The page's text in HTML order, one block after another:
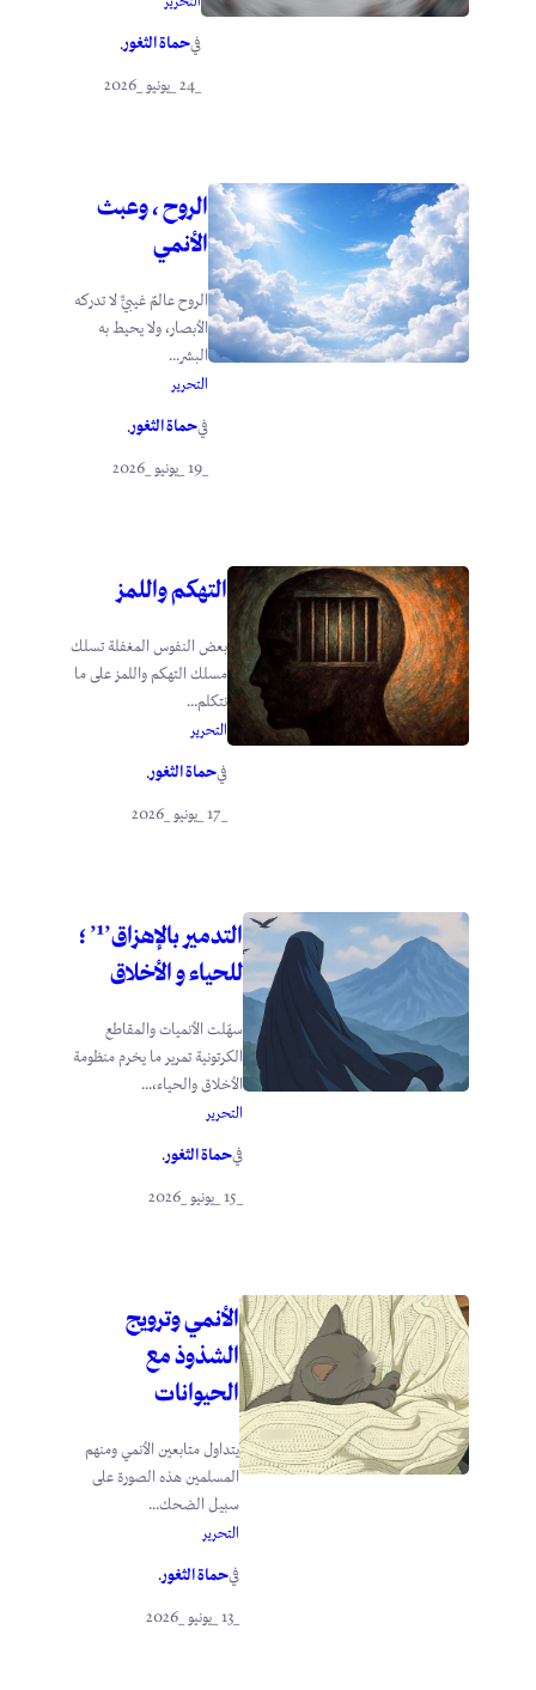
فيحماة الثغور.
الروح ، وعبث
الأنمي
الروح عالمٌ غيبيٌّ لا تدركه
الأبصار، ولا يحيط به
البشر...
التحرير
فيحماة الثغور.
التهكم واللمز
بعض النفوس المغفلة تسلك
مسلك التهكم واللمز على ما
نتكلم...
التحرير
فيحماة الثغور.
التدمير بالإهزاق’¹’ ؛
للحياء و الأخلاق
سهّلت الأنميات والمقاطع
الكرتونية تمرير ما يخرم منظومة
الأخلاق والحياء،...
التحرير
فيحماة الثغور.
الأنمي وترويج
الشذوذ مع
الحيوانات
يتداول متابعين الأنمي ومنهم
المسلمين هذه الصورة على
سبيل الضحك...
التحرير
فيحماة الثغور.
_13 _يونيو _2026